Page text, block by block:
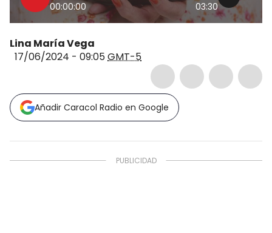
00:00:00 03:30
Lina María Vega
17/06/2024 - 09:05GMT-5
Añadir Caracol Radio en Google